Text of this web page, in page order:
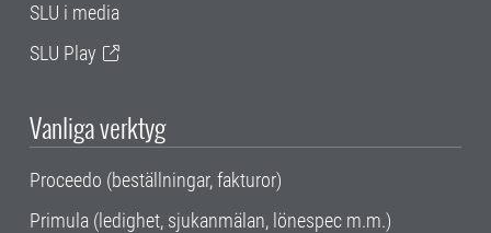
SLU i media
SLU Play
Vanliga verktyg
Proceedo (beställningar, fakturor)
Primula (ledighet, sjukanmälan, lönespec m.m.)